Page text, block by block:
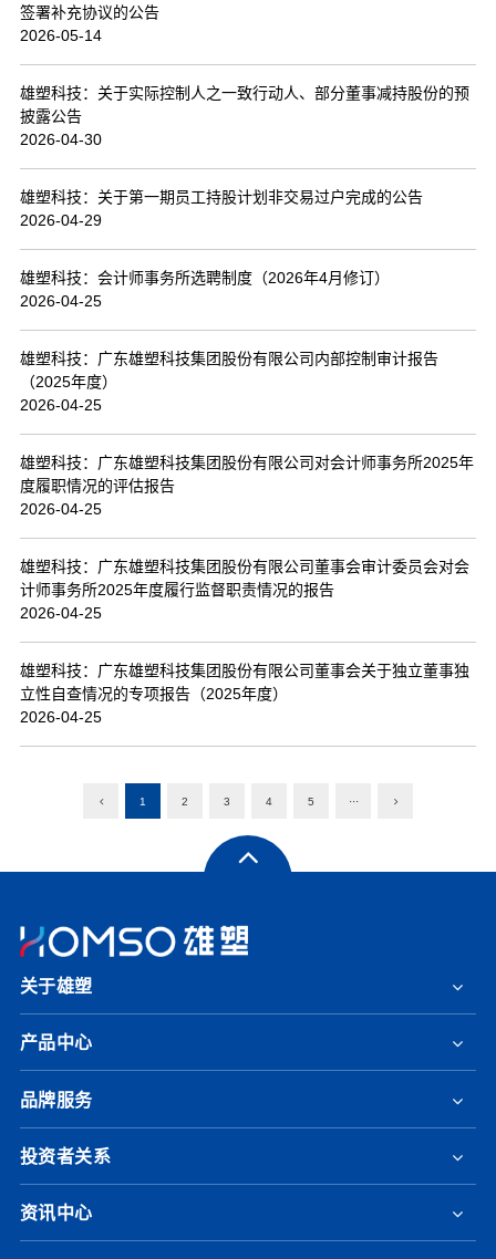
签署补充协议的公告
2026-05-14
雄塑科技：关于实际控制人之一致行动人、部分董事减持股份的预
披露公告
2026-04-30
雄塑科技：关于第一期员工持股计划非交易过户完成的公告
2026-04-29
雄塑科技：会计师事务所选聘制度（2026年4月修订）
2026-04-25
雄塑科技：广东雄塑科技集团股份有限公司内部控制审计报告
（2025年度）
2026-04-25
雄塑科技：广东雄塑科技集团股份有限公司对会计师事务所2025年
度履职情况的评估报告
2026-04-25
雄塑科技：广东雄塑科技集团股份有限公司董事会审计委员会对会
计师事务所2025年度履行监督职责情况的报告
2026-04-25
雄塑科技：广东雄塑科技集团股份有限公司董事会关于独立董事独
立性自查情况的专项报告（2025年度）
2026-04-25
1 2 3 4 5 ···
关于雄塑
产品中心
品牌服务
投资者关系
资讯中心